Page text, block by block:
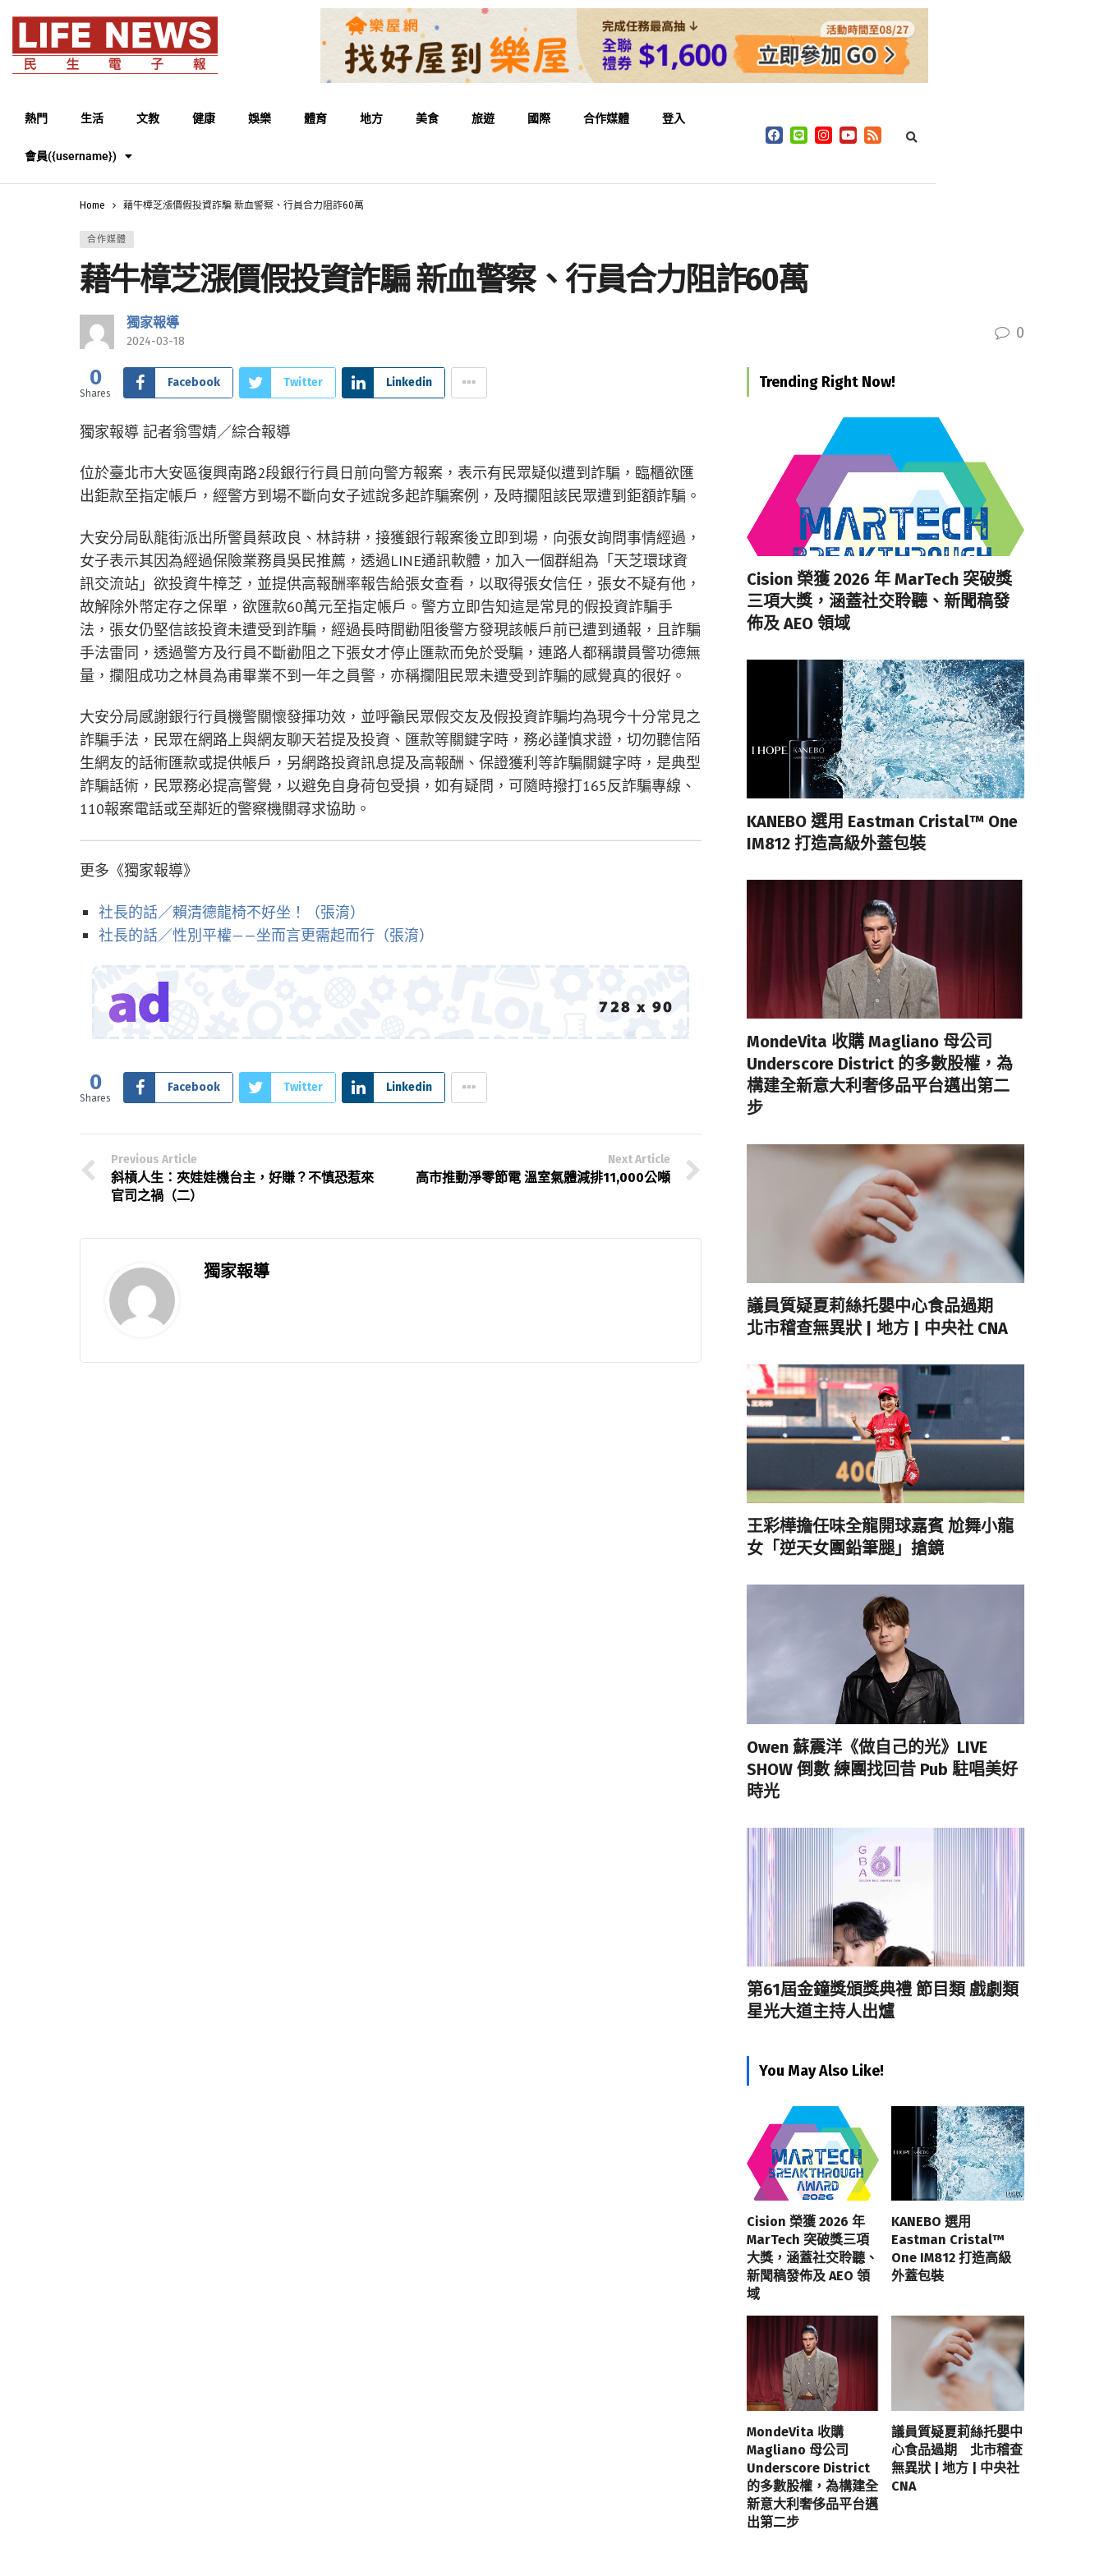
熱門 生活 文教 健康 娛樂 體育 地方 美食 旅遊 國際 合作媒體 登入
會員({username})
Home 藉牛樟芝漲價假投資詐騙 新血警察、行員合力阻詐60萬
合作媒體
藉牛樟芝漲價假投資詐騙 新血警察、行員合力阻詐60萬
獨家報導
2024-03-18 0
0
Shares
Facebook Twitter Linkedin
獨家報導 記者翁雪婧／綜合報導
位於臺北市大安區復興南路2段銀行行員日前向警方報案，表示有民眾疑似遭到詐騙，臨櫃欲匯
出鉅款至指定帳戶，經警方到場不斷向女子述說多起詐騙案例，及時攔阻該民眾遭到鉅額詐騙。
大安分局臥龍街派出所警員蔡政良、林詩耕，接獲銀行報案後立即到場，向張女詢問事情經過，
女子表示其因為經過保險業務員吳民推薦，透過LINE通訊軟體，加入一個群組為「天芝環球資
訊交流站」欲投資牛樟芝，並提供高報酬率報告給張女查看，以取得張女信任，張女不疑有他，
故解除外幣定存之保單，欲匯款60萬元至指定帳戶。警方立即告知這是常見的假投資詐騙手
法，張女仍堅信該投資未遭受到詐騙，經過長時間勸阻後警方發現該帳戶前已遭到通報，且詐騙
手法雷同，透過警方及行員不斷勸阻之下張女才停止匯款而免於受騙，連路人都稱讚員警功德無
量，攔阻成功之林員為甫畢業不到一年之員警，亦稱攔阻民眾未遭受到詐騙的感覺真的很好。
大安分局感謝銀行行員機警關懷發揮功效，並呼籲民眾假交友及假投資詐騙均為現今十分常見之
詐騙手法，民眾在網路上與網友聊天若提及投資、匯款等關鍵字時，務必謹慎求證，切勿聽信陌
生網友的話術匯款或提供帳戶，另網路投資訊息提及高報酬、保證獲利等詐騙關鍵字時，是典型
詐騙話術，民眾務必提高警覺，以避免自身荷包受損，如有疑問，可隨時撥打165反詐騙專線、
110報案電話或至鄰近的警察機關尋求協助。
更多《獨家報導》
社長的話／賴清德龍椅不好坐！（張淯）
社長的話／性別平權——坐而言更需起而行（張淯）
0
Shares
Facebook Twitter Linkedin
Previous Article
斜槓人生：夾娃娃機台主，好賺？不慎恐惹來
官司之禍（二）
Next Article
高市推動淨零節電 溫室氣體減排11,000公噸
獨家報導
Trending Right Now!
Cision 榮獲 2026 年 MarTech 突破獎
三項大獎，涵蓋社交聆聽、新聞稿發
佈及 AEO 領域
KANEBO 選用 Eastman Cristal™ One
IM812 打造高級外蓋包裝
MondeVita 收購 Magliano 母公司
Underscore District 的多數股權，為
構建全新意大利奢侈品平台邁出第二
步
議員質疑夏莉絲托嬰中心食品過期
北市稽查無異狀 | 地方 | 中央社 CNA
王彩樺擔任味全龍開球嘉賓 尬舞小龍
女「逆天女團鉛筆腿」搶鏡
Owen 蘇震洋《做自己的光》LIVE
SHOW 倒數 練團找回昔 Pub 駐唱美好
時光
第61屆金鐘獎頒獎典禮 節目類 戲劇類
星光大道主持人出爐
You May Also Like!
Cision 榮獲 2026 年
MarTech 突破獎三項
大獎，涵蓋社交聆聽、
新聞稿發佈及 AEO 領
域
KANEBO 選用
Eastman Cristal™
One IM812 打造高級
外蓋包裝
MondeVita 收購
Magliano 母公司
Underscore District
的多數股權，為構建全
新意大利奢侈品平台邁
出第二步
議員質疑夏莉絲托嬰中
心食品過期 北市稽查
無異狀 | 地方 | 中央社
CNA